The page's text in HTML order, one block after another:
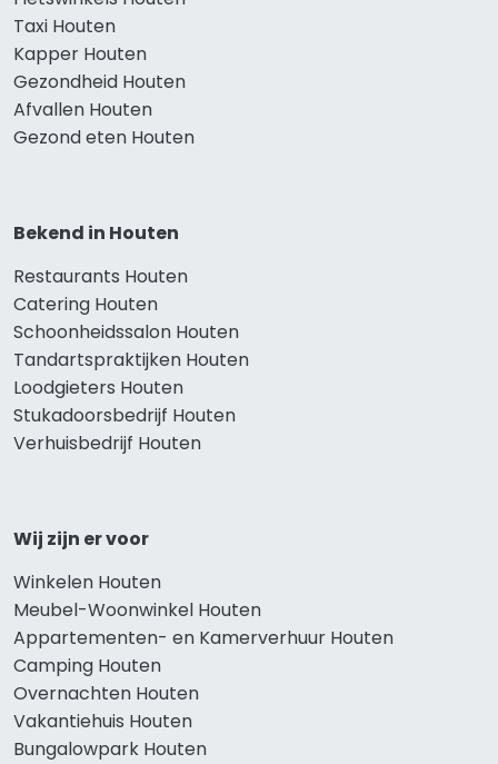
Taxi Houten
Kapper Houten
Gezondheid Houten
Afvallen Houten
Gezond eten Houten
Bekend in Houten
Restaurants Houten
Catering Houten
Schoonheidssalon Houten
Tandartspraktijken Houten
Loodgieters Houten
Stukadoorsbedrijf Houten
Verhuisbedrijf Houten
Wij zijn er voor
Winkelen Houten
Meubel-Woonwinkel Houten
Appartementen- en Kamerverhuur Houten
Camping Houten
Overnachten Houten
Vakantiehuis Houten
Bungalowpark Houten